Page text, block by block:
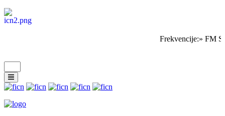
Frekvencije:» FM